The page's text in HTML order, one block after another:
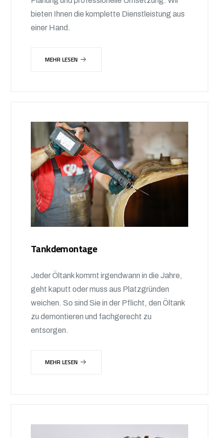
bieten Ihnen die komplette Dienstleistung aus
einer Hand.
MEHR LESEN
Tankdemontage
Jeder Öltank kommt irgendwann in die Jahre,
geht kaputt oder muss aus Platzgründen
weichen. So sind Sie in der Pflicht, den Öltank
zu demontieren und fachgerecht zu
entsorgen.
MEHR LESEN